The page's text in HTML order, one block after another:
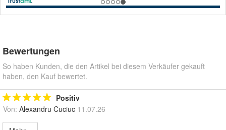
Bewertungen
So haben Kunden, die den Artikel bei diesem Verkäufer gekauft
haben, den Kauf bewertet.
Positiv
Von: Alexandru Cuciuc 11.07.26